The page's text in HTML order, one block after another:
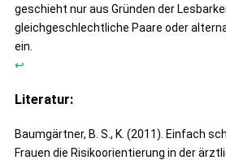
geschieht nur aus Gründen der
gleichgeschlechtliche Paare oder
ein.
↩
Literatur:
Baumgärtner, B. S., K. (2011). Einfach
Frauen die Risikoorientierung in der